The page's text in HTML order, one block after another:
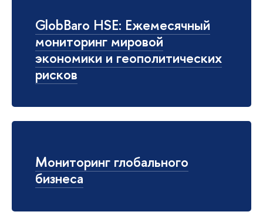
GlobBaro HSE: Ежемесячный
мониторинг мировой
экономики и геополитических
рисков
Мониторинг глобального
бизнеса